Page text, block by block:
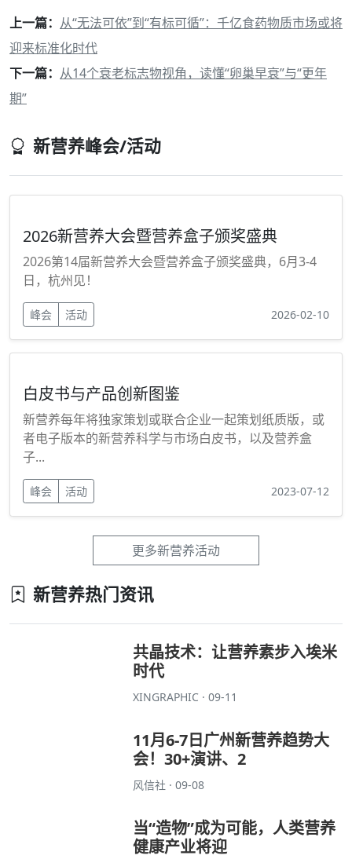
上一篇： 从“无法可依”到“有标可循”：千亿食药物质市场或将
迎来标准化时代
下一篇： 从14个衰老标志物视角，读懂“卵巢早衰”与“更年
期”
新营养峰会/活动
2026新营养大会暨营养盒子颁奖盛典
2026第14届新营养大会暨营养盒子颁奖盛典，6月3-4
日，杭州见！
峰会 活动 2026-02-10
白皮书与产品创新图鉴
新营养每年将独家策划或联合企业一起策划纸质版，或
者电子版本的新营养科学与市场白皮书，以及营养盒
子...
峰会 活动 2023-07-12
更多新营养活动
新营养热门资讯
共晶技术：让营养素步入埃米
时代
XINGRAPHIC · 09-11
11月6-7日广州新营养趋势大
会！30+演讲、2
风信社 · 09-08
当“造物”成为可能，人类营养
健康产业将迎